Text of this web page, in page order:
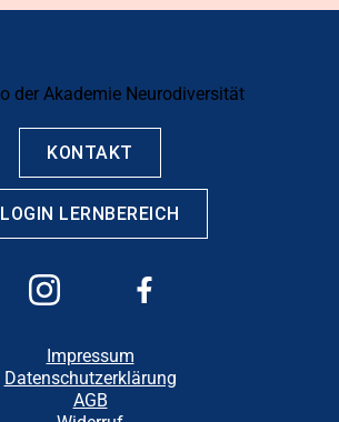
KONTAKT
LOGIN LERNBEREICH
Impressum
Datenschutzerklärung
AGB